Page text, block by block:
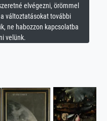
elvégezni, örömmel
változtatásokat további
ne habozzon kapcsolatba
velünk.